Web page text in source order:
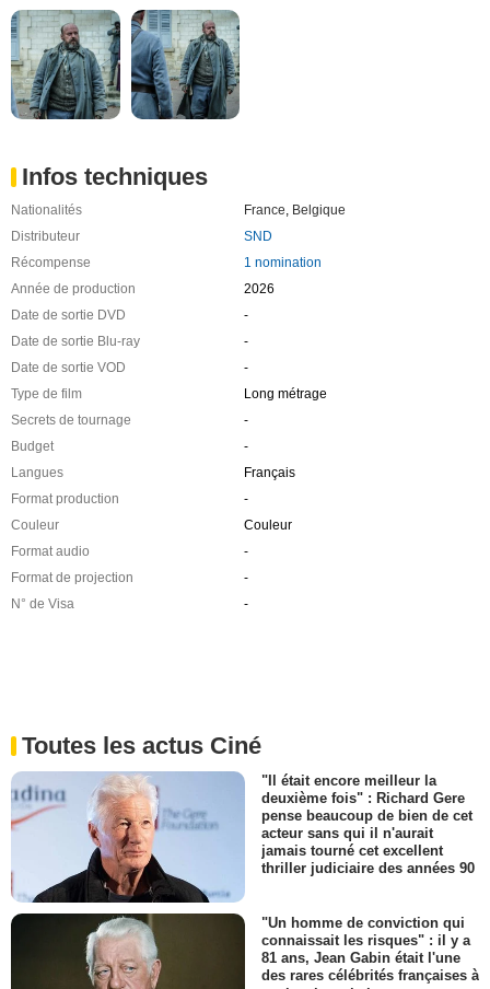
Infos techniques
Nationalités France, Belgique
Distributeur
SND
Récompense
1 nomination
Année de production
2026
Date de sortie DVD
-
Date de sortie Blu-ray
-
Date de sortie VOD
-
Type de film
Long métrage
Secrets de tournage
-
Budget
-
Langues
Français
Format production
-
Couleur
Couleur
Format audio
-
Format de projection
-
N° de Visa
-
Toutes les actus Ciné
"Il était encore meilleur la
deuxième fois" : Richard Gere
pense beaucoup de bien de cet
acteur sans qui il n'aurait
jamais tourné cet excellent
thriller judiciaire des années 90
"Un homme de conviction qui
connaissait les risques" : il y a
81 ans, Jean Gabin était l'une
des rares célébrités françaises à